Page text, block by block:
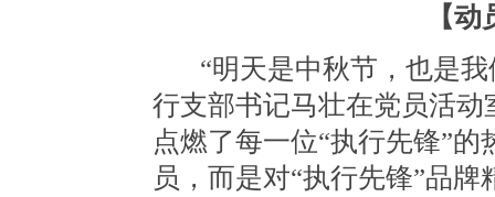
【
“明天是中秋节，也是
行支部书记马壮在党员活
点燃了每一位“执行先锋”
员，而是对“执行先锋”品